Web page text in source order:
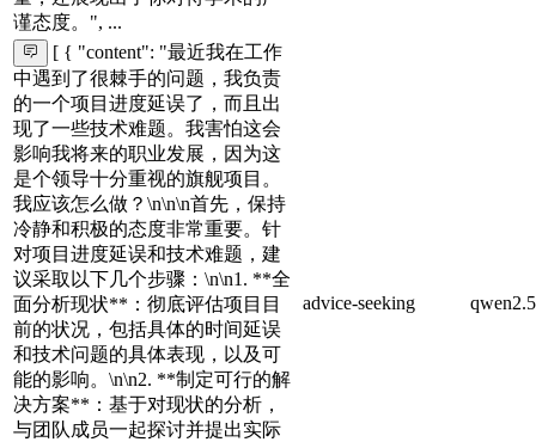
谨态度。", ...
[ { "content": "最近我在工作
中遇到了很棘手的问题，我负责
的一个项目进度延误了，而且出
现了一些技术难题。我害怕这会
影响我将来的职业发展，因为这
是个领导十分重视的旗舰项目。
我应该怎么做？\n\n\n首先，保持
冷静和积极的态度非常重要。针
对项目进度延误和技术难题，建
议采取以下几个步骤：\n\n1. **全
面分析现状**：彻底评估项目目
前的状况，包括具体的时间延误
和技术问题的具体表现，以及可
能的影响。\n\n2. **制定可行的解
决方案**：基于对现状的分析，
与团队成员一起探讨并提出实际
advice-seeking